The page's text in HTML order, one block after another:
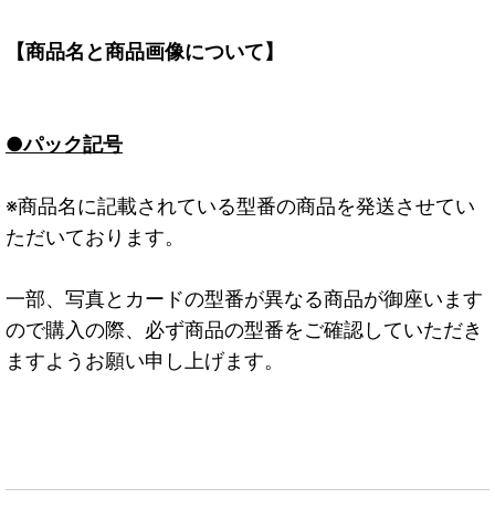
【商品名と商品画像について】
●パック記号
※商品名に記載されている型番の商品を発送させてい
ただいております。
一部、写真とカードの型番が異なる商品が御座います
ので購入の際、必ず商品の型番をご確認していただき
ますようお願い申し上げます。